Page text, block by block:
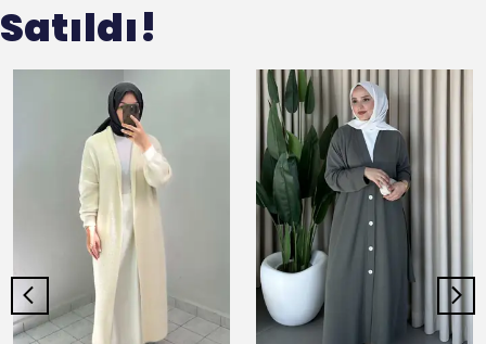
Satıldı!